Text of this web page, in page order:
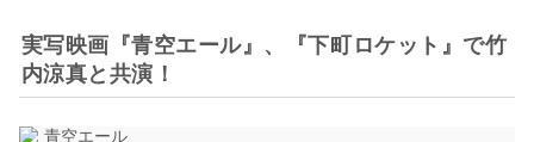
実写映画『青空エール』、『下町ロケット』で竹
内涼真と共演！